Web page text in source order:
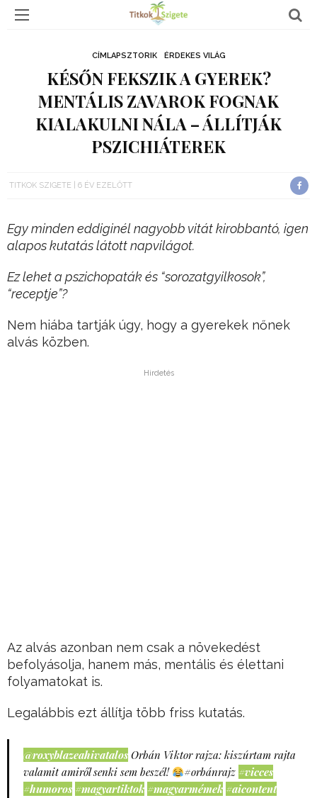
CÍMLAPSZTORIK ÉRDEKES VILÁG
KÉSŐN FEKSZIK A GYEREK?
MENTÁLIS ZAVAROK FOGNAK
KIALAKULNI NÁLA – ÁLLÍTJÁK
PSZICHIÁTEREK
TITKOK SZIGETE 6 ÉV EZELŐTT
Egy minden eddiginél nagyobb vitát kirobbantó, igen
alapos kutatás látott napvilágot.
Ez lehet a pszichopaták és “sorozatgyilkosok”,
“receptje”?
Nem hiába tartják úgy, hogy a gyerekek nőnek
alvás közben.
Hirdetés
Az alvás azonban nem csak a növekedést
befolyásolja, hanem más, mentális és élettani
folyamatokat is.
Legalábbis ezt állítja több friss kutatás.
@roxyblazeahivatalos Orbán Viktor rajza: kiszúrtam rajta
valamit amiről senki sem beszél!
#orbánrajz #vicces
#humoros #magyartiktok #magyarmémek #aicontent